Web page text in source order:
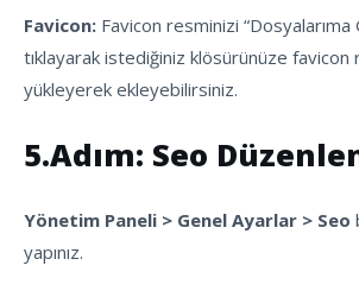
Favicon: Favicon resminizi
tıklayarak istediğiniz klösürünüze favicon
yükleyerek ekleyebilirsiniz.
5.Adım: Seo
Yönetim Paneli > Genel Ayarlar > Seo
yapınız.